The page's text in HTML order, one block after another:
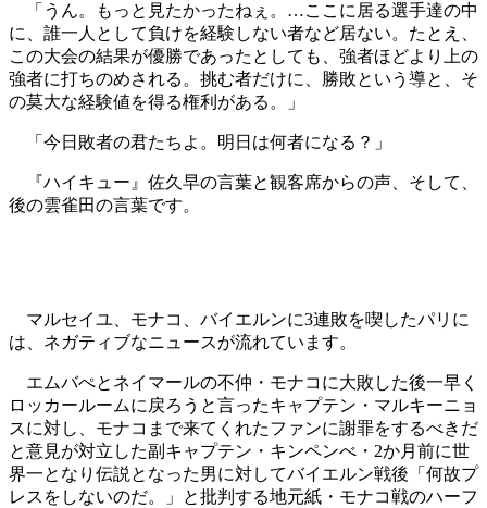
「うん。もっと見たかったねぇ。…ここに居る選手達の中
に、誰一人として負けを経験しない者など居ない。たとえ、
この大会の結果が優勝であったとしても、強者ほどより上の
強者に打ちのめされる。挑む者だけに、勝敗という導と、そ
の莫大な経験値を得る権利がある。」
「今日敗者の君たちよ。明日は何者になる？」
『ハイキュー』佐久早の言葉と観客席からの声、そして、
後の雲雀田の言葉です。
マルセイユ、モナコ、バイエルンに3連敗を喫したパリに
は、ネガティブなニュースが流れています。
エムバぺとネイマールの不仲・モナコに大敗した後一早く
ロッカールームに戻ろうと言ったキャプテン・マルキーニョ
スに対し、モナコまで来てくれたファンに謝罪をするべきだ
と意見が対立した副キャプテン・キンペンべ・2か月前に世
界一となり伝説となった男に対してバイエルン戦後「何故プ
レスをしないのだ。」と批判する地元紙・モナコ戦のハーフ